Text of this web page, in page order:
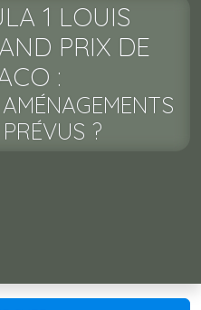
1 LOUIS
PRIX DE
:
?